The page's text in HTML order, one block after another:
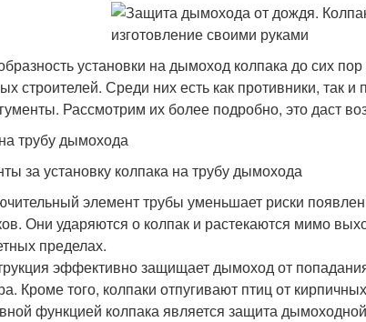
установки на дымоход колпака до сих
строителей. Среди них есть как противники, так
Рассмотрим их более подробно, это даст
трубу дымохода
за установку колпака на трубу дымохода
элемент трубы уменьшает риски
Они ударяются о колпак и растекаются мимо
пределах.
эффективно защищает дымоход от
Кроме того, колпаки отпугивают птиц от
функцией колпака является защита